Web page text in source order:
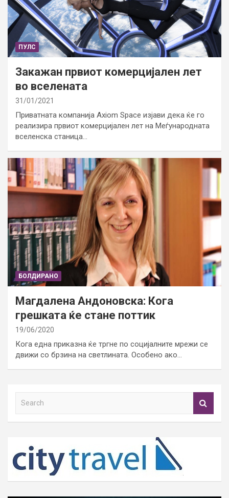
ПУЛС
Закажан првиот комерцијален лет
во вселената
31/01/2021
Приватната компанија Axiom Space изјави дека ќе го
реализира првиот комерцијален лет на Меѓународната
вселенска станица…
БОЛДИРАНО
Магдалена Андоновска: Кога
грешката ќе стане поттик
19/06/2020
Кога една приказна ќе тргне по социјалните мрежи се
движи со брзина на светлината. Особено ако…
h